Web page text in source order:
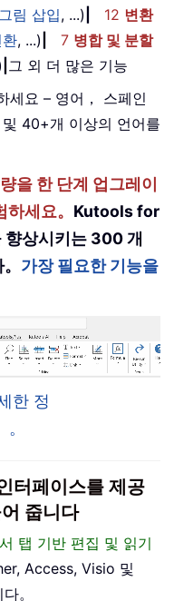
림 삽입, ...) 12 변환
, ...) 7 병합 및 분할
그 외 더 많은 기능
세요 – 영어， 스페인
40+개 이상의 언어를
을 한 단계 업그레이
세요。 Kutools for
향상시키는 300 개
가장 필요한 기능을
한 정
터페이스를 제공
줍니다
탭 기반 편집 및 읽기
Access, Visio 및
。